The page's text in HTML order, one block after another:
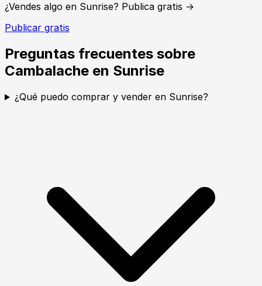
¿Vendes algo en Sunrise? Publica gratis →
Publicar gratis
Preguntas frecuentes sobre
Cambalache en Sunrise
¿Qué puedo comprar y vender en Sunrise?